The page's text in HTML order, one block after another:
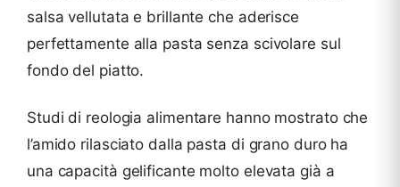
salsa vellutata e brillante che aderisce
perfettamente alla pasta senza scivolare sul
fondo del piatto.
Studi di reologia alimentare hanno mostrato che
l’amido rilasciato dalla pasta di grano duro ha
una capacità gelificante molto elevata già a